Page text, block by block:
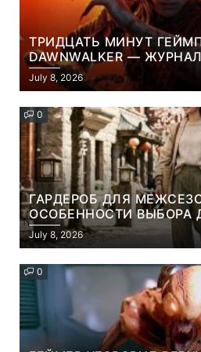
ТРИДЦАТЬ МИНУТ
DAWNWALKER —
НАЧАЛО НОВОЙ ИГРЫ ОТ
PROJEKT RED
July 8, 2026
0
ГАРДЕРОБ ДЛЯ
ОСОБЕННОСТИ ВЫБОРА
ПАРКИ И ЭЛЕГАНТНОГО
July 8, 2026
0